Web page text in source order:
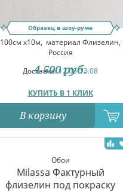
Образец в шоу-руме
100см x10м, материал Флизелин,
Россия
Доставка:12.08-13.08
КУПИТЬ В 1 КЛИК
4 500 руб.
В корзину
Обои
Milassa Фактурный
флизелин под покраску